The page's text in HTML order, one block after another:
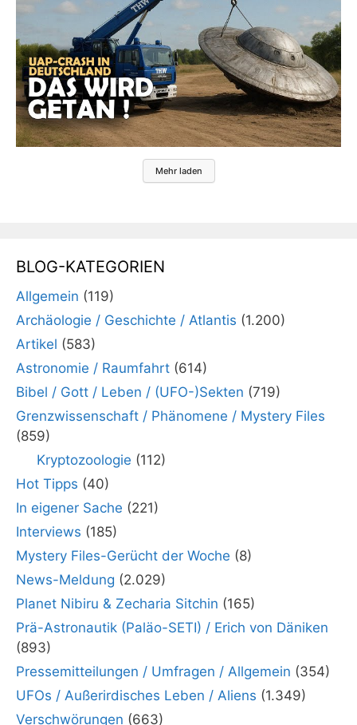
Mehr laden
BLOG-KATEGORIEN
Allgemein (119)
Archäologie / Geschichte / Atlantis (1.200)
Artikel (583)
Astronomie / Raumfahrt (614)
Bibel / Gott / Leben / (UFO-)Sekten (719)
Grenzwissenschaft / Phänomene / Mystery Files
(859)
Kryptozoologie (112)
Hot Tipps (40)
In eigener Sache (221)
Interviews (185)
Mystery Files-Gerücht der Woche (8)
News-Meldung (2.029)
Planet Nibiru & Zecharia Sitchin (165)
Prä-Astronautik (Paläo-SETI) / Erich von Däniken
(893)
Pressemitteilungen / Umfragen / Allgemein (354)
UFOs / Außerirdisches Leben / Aliens (1.349)
Verschwörungen (663)